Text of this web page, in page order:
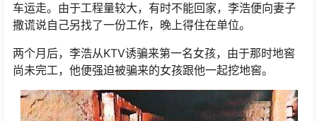
车运走。由于工程量较大，有时不能回家，李浩便向妻子
撒谎说自己另找了一份工作，晚上得住在单位。
两个月后，李浩从KTV诱骗来第一名女孩，由于那时地窖
尚未完工，他便强迫被骗来的女孩跟他一起挖地窖。